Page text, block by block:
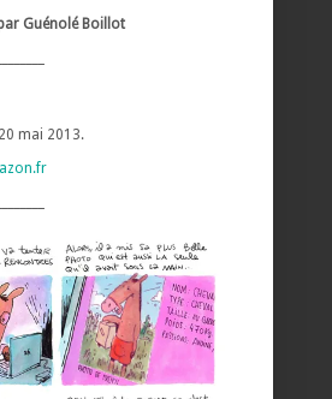
Guénolé Boillot
mai 2013.